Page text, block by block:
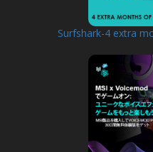
Surfshark-4 extra